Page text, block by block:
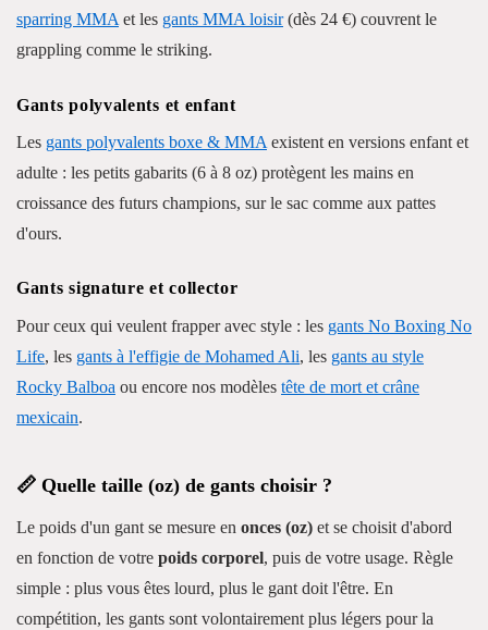
sparring MMA et les gants MMA loisir(dès 24 €) couvrent le
grappling comme le striking.
Gants polyvalents et enfant
Les gants polyvalents boxe & MMA existent en versions enfant et
adulte : les petits gabarits (6 à 8 oz) protègent les mains en
croissance des futurs champions, sur le sac comme aux pattes
d'ours.
Gants signature et collector
Pour ceux qui veulent frapper avec style : les gants No Boxing No
Life, les gants à l'effigie de Mohamed Ali, les gants au style
Rocky Balboa ou encore nos modèles tête de mort et crâne
mexicain.
📏 Quelle taille (oz) de gants choisir ?
Le poids d'un gant se mesure en onces (oz) et se choisit d'abord
en fonction de votre poids corporel, puis de votre usage. Règle
simple : plus vous êtes lourd, plus le gant doit l'être. En
compétition, les gants sont volontairement plus légers pour la